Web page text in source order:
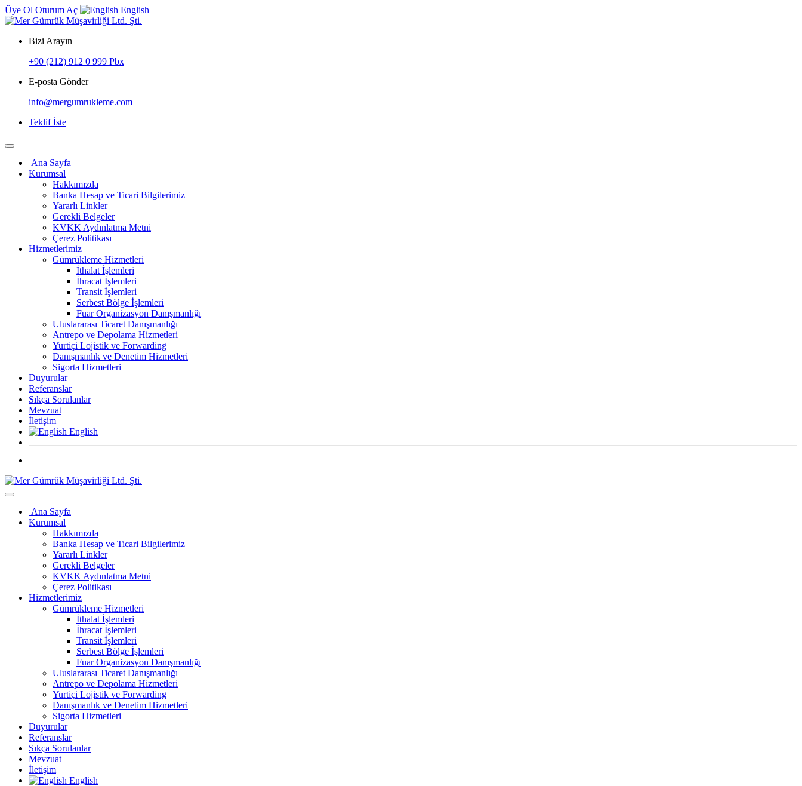
Üye Ol Oturum Aç English
Bizi Arayın
+90 (212) 912 0 999 Pbx
E-posta Gönder
info@mergumrukleme.com
Teklif İste
Ana Sayfa
Kurumsal
Hakkımızda
Banka Hesap ve Ticari Bilgilerimiz
Yararlı Linkler
Gerekli Belgeler
KVKK Aydınlatma Metni
Çerez Politikası
Hizmetlerimiz
Gümrükleme Hizmetleri
İthalat İşlemleri
İhracat İşlemleri
Transit İşlemleri
Serbest Bölge İşlemleri
Fuar Organizasyon Danışmanlığı
Uluslararası Ticaret Danışmanlığı
Antrepo ve Depolama Hizmetleri
Yurtiçi Lojistik ve Forwarding
Danışmanlık ve Denetim Hizmetleri
Sigorta Hizmetleri
Duyurular
Referanslar
Sıkça Sorulanlar
Mevzuat
İletişim
English
Ana Sayfa
Kurumsal
Hakkımızda
Banka Hesap ve Ticari Bilgilerimiz
Yararlı Linkler
Gerekli Belgeler
KVKK Aydınlatma Metni
Çerez Politikası
Hizmetlerimiz
Gümrükleme Hizmetleri
İthalat İşlemleri
İhracat İşlemleri
Transit İşlemleri
Serbest Bölge İşlemleri
Fuar Organizasyon Danışmanlığı
Uluslararası Ticaret Danışmanlığı
Antrepo ve Depolama Hizmetleri
Yurtiçi Lojistik ve Forwarding
Danışmanlık ve Denetim Hizmetleri
Sigorta Hizmetleri
Duyurular
Referanslar
Sıkça Sorulanlar
Mevzuat
İletişim
English